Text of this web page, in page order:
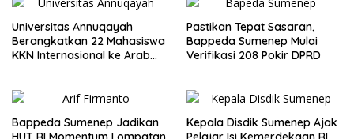
Universitas Annuqayah
Berangkatkan 22 Mahasiswa
KKN Internasional ke Arab
Pastikan Tepat Sasaran,
Bappeda Sumenep Mulai
Verifikasi 208 Pokir DPRD
Bappeda Sumenep Jadikan
Kepala Disdik Sumenep Ajak